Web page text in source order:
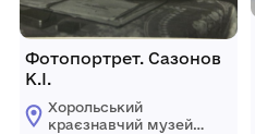
Фотопортрет. Сазонов
К.І.
Хорольський
краєзнавчий музей